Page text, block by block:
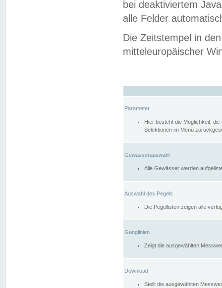
bei deaktiviertem
alle Felder
Die Zeitstempel in
mitteleuropäischer
Parameter
Hier besteht die Möglichkeit,
Selektionen im Menü
Gewässerauswahl
Alle Gewässer werden
Auswahl des Pegels
Die Pegellisten zeigen alle
Ganglinien
Zeigt die ausgewählten
Download
Stellt die ausgewählten